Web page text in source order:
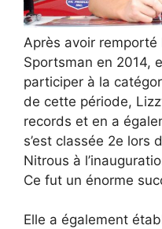
Après avoir
Sportsman en 2014,
participer à la
de cette période,
records et en a
s’est classée 2e lors
Nitrous à
Ce fut un énorme
Elle a également